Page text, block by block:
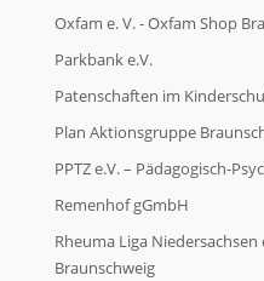
Oxfam e. V. - Oxfam Shop
Parkbank e.V.
Patenschaften im
Plan Aktionsgruppe
PPTZ e.V. – Pädagogisch-
Remenhof gGmbH
Rheuma Liga
Braunschweig